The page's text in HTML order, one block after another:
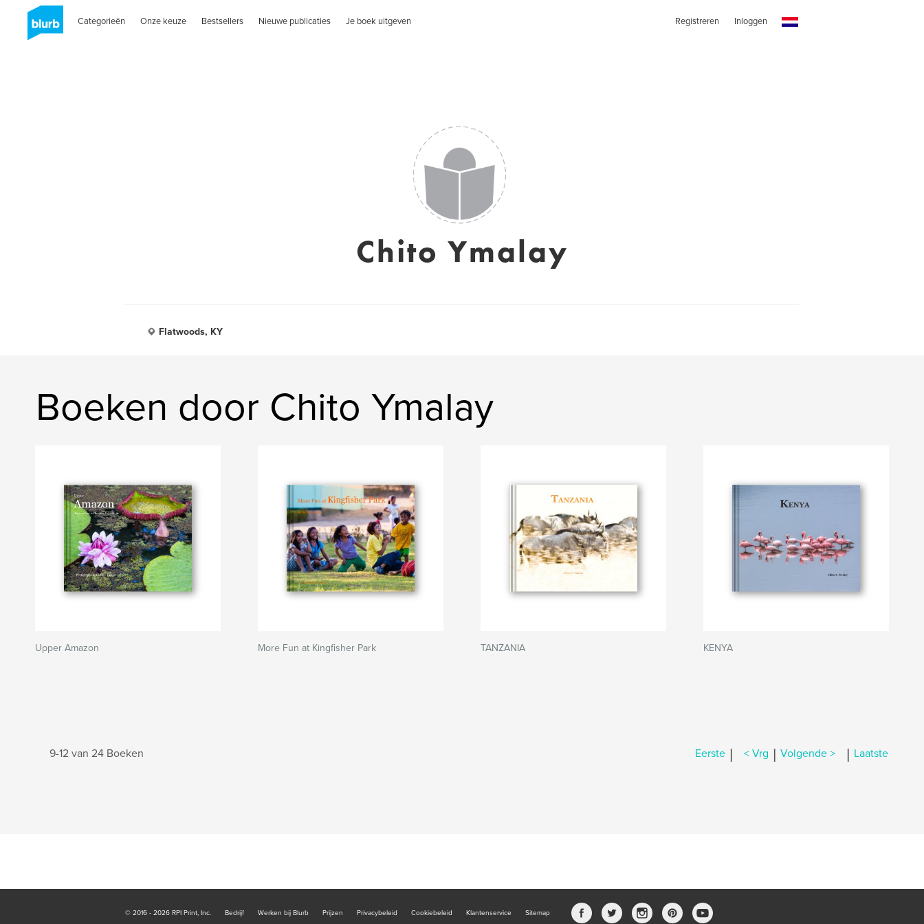
Categorieën Onze keuze Bestsellers Nieuwe publicaties Je boek uitgeven Registreren Inloggen
Chito Ymalay
Flatwoods, KY
Boeken door Chito Ymalay
Upper Amazon More Fun at Kingfisher Park TANZANIA KENYA
9-12 van 24 Boeken Eerste | < Vrg | Volgende > | Laatste
© 2016 - 2026 RPI Print, Inc. Bedrijf Werken bij Blurb Prijzen Privacybeleid Cookiebeleid Klantenservice Sitemap